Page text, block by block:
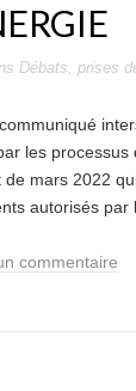
Débats, prises
les
de mars 2022
autorisés
commentaire